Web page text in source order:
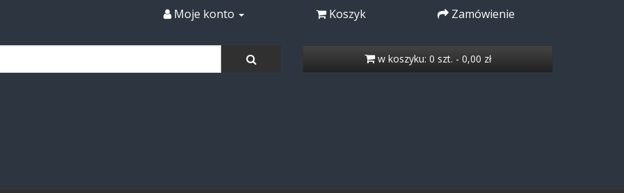
Moje konto Koszyk Zamówienie
w koszyku: 0 szt. - 0,00 zł